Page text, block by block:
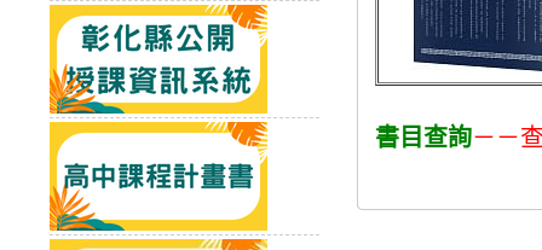
書目查詢－－